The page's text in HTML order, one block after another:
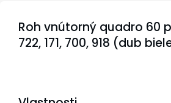
Roh vnútorný quadro 60
722, 171, 700, 918 (dub